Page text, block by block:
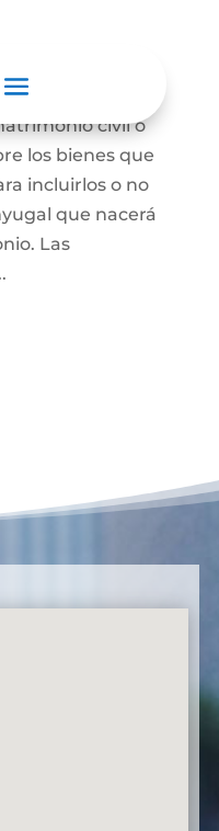
las personas
civil o
los bienes que
incluirlos o no
que nacerá
Las